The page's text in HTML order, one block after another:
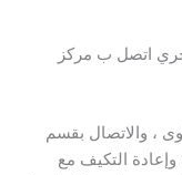
اتصل ب مركز
، والاتصال بقسم
التكيف مع